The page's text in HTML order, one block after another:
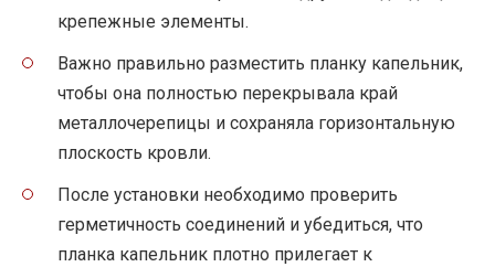
крепежные элементы.
Важно правильно разместить планку капельник,
чтобы она полностью перекрывала край
металлочерепицы и сохраняла горизонтальную
плоскость кровли.
После установки необходимо проверить
герметичность соединений и убедиться, что
планка капельник плотно прилегает к